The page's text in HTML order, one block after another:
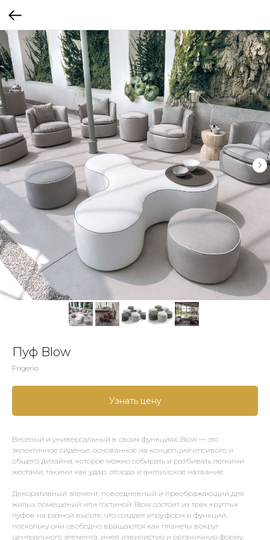
Пуф Blow
Frigerio
Узнать цену
Веселый и универсальный в своих функциях, Blow — это
эклектичное сиденье, основанное на концепции игривого и
общего дизайна, которое можно собирать и разбивать легкими
жестами, такими как удар, отсюда и английское название.
Декоративный элемент, повседневный и преображающий для
жилых помещений или гостиной: Blow состоит из трех круглых
пуфов на разной высоте, что создает игру форм и функций,
поскольку они свободно вращаются как планеты вокруг
центрального элемента, имея извилистую и органичную форму.